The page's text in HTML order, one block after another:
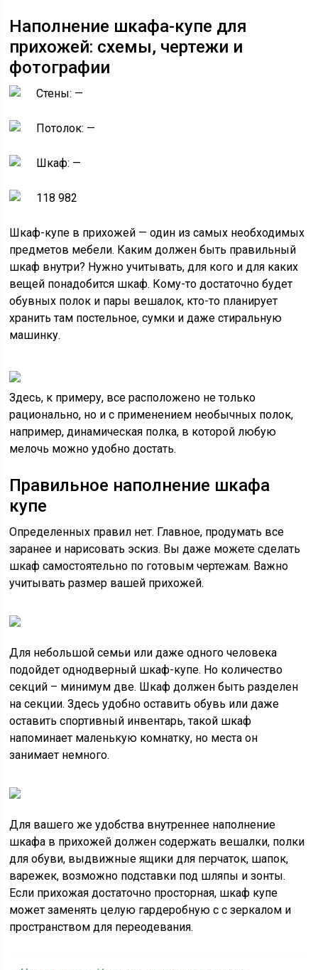
Наполнение шкафа-купе для
прихожей: схемы, чертежи и
фотографии
Стены: —
Потолок: —
Шкаф: —
118 982
Шкаф-купе в прихожей — один из самых необходимых
предметов мебели. Каким должен быть правильный
шкаф внутри? Нужно учитывать, для кого и для каких
вещей понадобится шкаф. Кому-то достаточно будет
обувных полок и пары вешалок, кто-то планирует
хранить там постельное, сумки и даже стиральную
машинку.
Здесь, к примеру, все расположено не только
рационально, но и с применением необычных полок,
например, динамическая полка, в которой любую
мелочь можно удобно достать.
Правильное наполнение шкафа
купе
Определенных правил нет. Главное, продумать все
заранее и нарисовать эскиз. Вы даже можете сделать
шкаф самостоятельно по готовым чертежам. Важно
учитывать размер вашей прихожей.
Для небольшой семьи или даже одного человека
подойдет однодверный шкаф-купе. Но количество
секций – минимум две. Шкаф должен быть разделен
на секции. Здесь удобно оставить обувь или даже
оставить спортивный инвентарь, такой шкаф
напоминает маленькую комнатку, но места он
занимает немного.
Для вашего же удобства внутреннее наполнение
шкафа в прихожей должен содержать вешалки, полки
для обуви, выдвижные ящики для перчаток, шапок,
варежек, возможно подставки под шляпы и зонты.
Если прихожая достаточно просторная, шкаф купе
может заменять целую гардеробную с с зеркалом и
пространством для переодевания.